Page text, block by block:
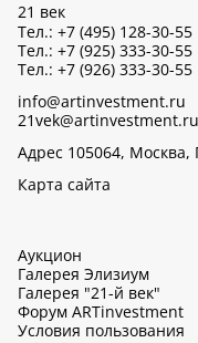
21 век
Тел.: +7 (495) 128-30-55
Тел.: +7 (925) 333-30-55
Тел.: +7 (926) 333-30-55
info@artinvestment.ru
Адрес 105064, Москва,
Карта сайта
Аукцион
Галерея Элизиум
Галерея "21-й век"
Форум ARTinvestment
Условия пользования